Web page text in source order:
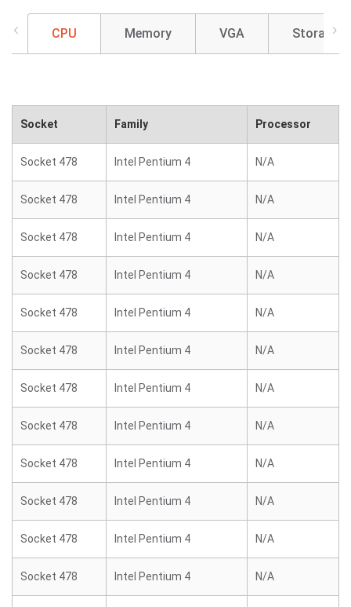
CPU Memory VGA Storage
Socket Family Processor
Socket 478 Intel Pentium 4 N/A
Socket 478 Intel Pentium 4 N/A
Socket 478 Intel Pentium 4 N/A
Socket 478 Intel Pentium 4 N/A
Socket 478 Intel Pentium 4 N/A
Socket 478 Intel Pentium 4 N/A
Socket 478 Intel Pentium 4 N/A
Socket 478 Intel Pentium 4 N/A
Socket 478 Intel Pentium 4 N/A
Socket 478 Intel Pentium 4 N/A
Socket 478 Intel Pentium 4 N/A
Socket 478 Intel Pentium 4 N/A